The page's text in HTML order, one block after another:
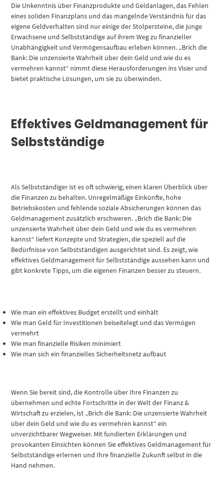
Die Unkenntnis über Finanzprodukte und Geldanlagen, das Fehlen
eines soliden Finanzplans und das mangelnde Verständnis für das
eigene Geldverhalten sind nur einige der Stolpersteine, die junge
Erwachsene und Selbstständige auf ihrem Weg zu finanzieller
Unabhängigkeit und Vermögensaufbau erleben können. „Brich die
Bank: Die unzensierte Wahrheit über dein Geld und wie du es
vermehren kannst“ nimmt diese Herausforderungen ins Visier und
bietet praktische Lösungen, um sie zu überwinden.
Effektives Geldmanagement für
Selbstständige
Als Selbstständiger ist es oft schwierig, einen klaren Überblick über
die Finanzen zu behalten. Unregelmäßige Einkünfte, hohe
Betriebskosten und fehlende soziale Absicherungen können das
Geldmanagement zusätzlich erschweren. „Brich die Bank: Die
unzensierte Wahrheit über dein Geld und wie du es vermehren
kannst“ liefert Konzepte und Strategien, die speziell auf die
Bedürfnisse von Selbstständigen ausgerichtet sind. Es zeigt, wie
effektives Geldmanagement für Selbstständige aussehen kann und
gibt konkrete Tipps, um die eigenen Finanzen besser zu steuern.
Wie man ein effektives Budget erstellt und einhält
Wie man Geld für Investitionen beiseitelegt und das Vermögen
vermehrt
Wie man finanzielle Risiken minimiert
Wie man sich ein finanzielles Sicherheitsnetz aufbaut
Wenn Sie bereit sind, die Kontrolle über Ihre Finanzen zu
übernehmen und echte Fortschritte in der Welt der Finanz &
Wirtschaft zu erzielen, ist „Brich die Bank: Die unzensierte Wahrheit
über dein Geld und wie du es vermehren kannst“ ein
unverzichtbarer Wegweiser. Mit fundierten Erklärungen und
provokanten Einsichten können Sie effektives Geldmanagement für
Selbstständige erlernen und Ihre finanzielle Zukunft selbst in die
Hand nehmen.